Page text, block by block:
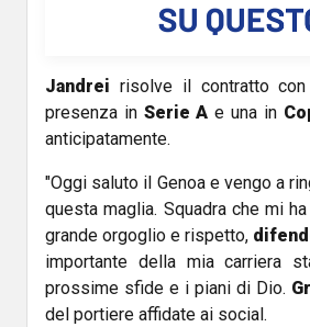
Jandrei risolve il contratto
presenza in Serie A e una in
anticipatamente.
"Oggi saluto il Genoa e vengo a
questa maglia. Squadra che mi
grande orgoglio e rispetto,
importante della mia carriera
prossime sfide e i piani di Dio.
del portiere affidate ai social.